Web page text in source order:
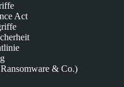
Act
& Co.)